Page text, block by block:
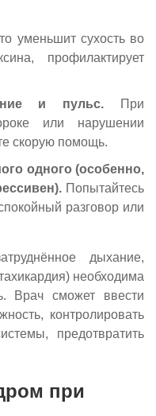
уменьшит сухость во
профилактирует
и пульс. При
или нарушении
скорую помощь.
одного (особенно,
Попытайтесь
разговор или
дыхание,
необходима
Врач сможет ввести
контролировать
предотвратить
при